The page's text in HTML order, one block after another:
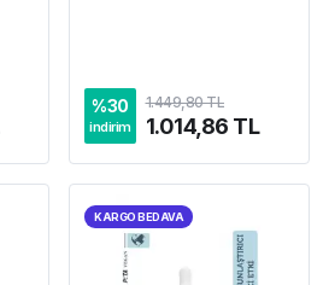
%30
indirim
1.449,80 TL
1.014,86 TL
KARGO BEDAVA